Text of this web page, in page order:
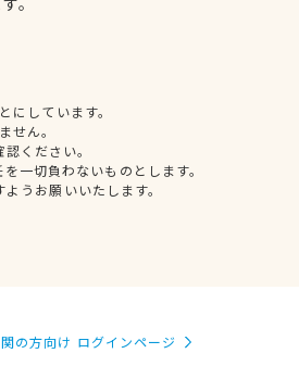
しています。
せん。
ください。
一切負わないものとします。
うお願いいたします。
の方向け ログインページ